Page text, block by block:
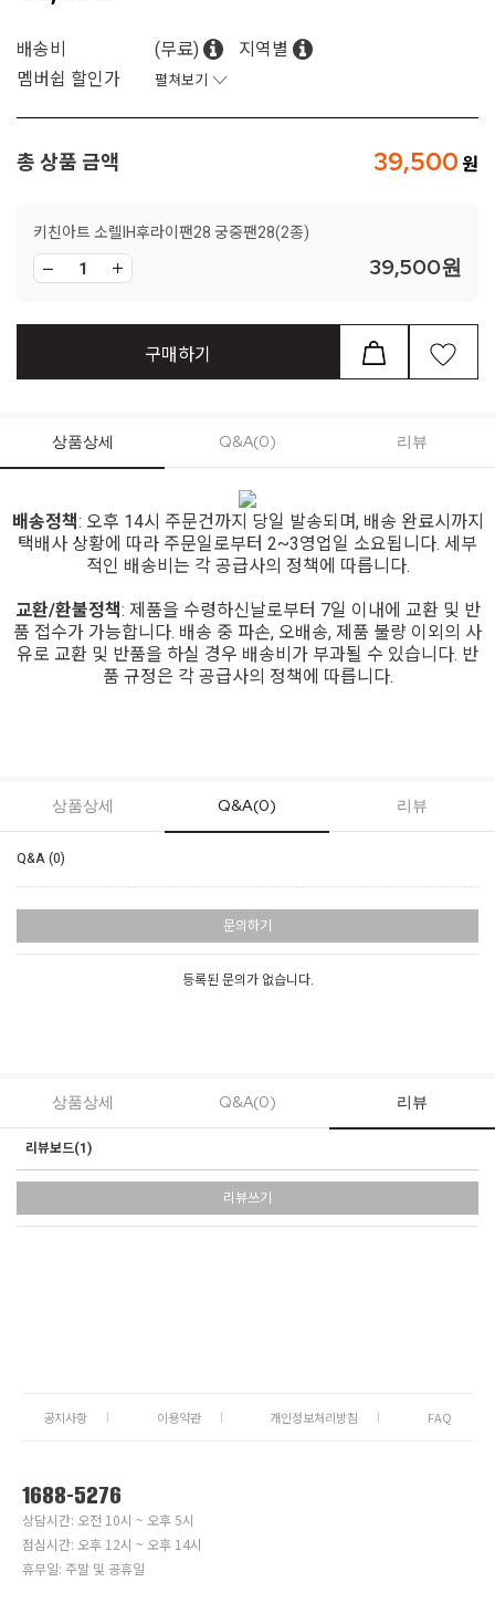
배송비 (무료)
지역별
멤버쉽 할인가
펼쳐보기
총 상품 금액 39,500
키친아트 소렐IH후라이팬28 궁중팬28(2종)
39,500원
구매하기
상품상세 Q&A(0) 리뷰
배송정책: 오후 14시 주문건까지 당일 발송되며, 배송 완료시까지
택배사 상황에 따라 주문일로부터 2~3영업일 소요됩니다. 세부
적인 배송비는 각 공급사의 정책에 따릅니다.
교환/환불정책: 제품을 수령하신날로부터 7일 이내에 교환 및 반
품 접수가 가능합니다. 배송 중 파손, 오배송, 제품 불량 이외의 사
유로 교환 및 반품을 하실 경우 배송비가 부과될 수 있습니다. 반
품 규정은 각 공급사의 정책에 따릅니다.
상품상세 Q&A(0) 리뷰
Q&A (0)
문의하기
등록된 문의가 없습니다.
상품상세 Q&A(0) 리뷰
리뷰보드(1)
리뷰쓰기
공지사항 이용약관 개인정보처리방침 FAQ
1688-5276
상담시간: 오전 10시 ~ 오후 5시
점심시간: 오후 12시 ~ 오후 14시
휴무일: 주말 및 공휴일